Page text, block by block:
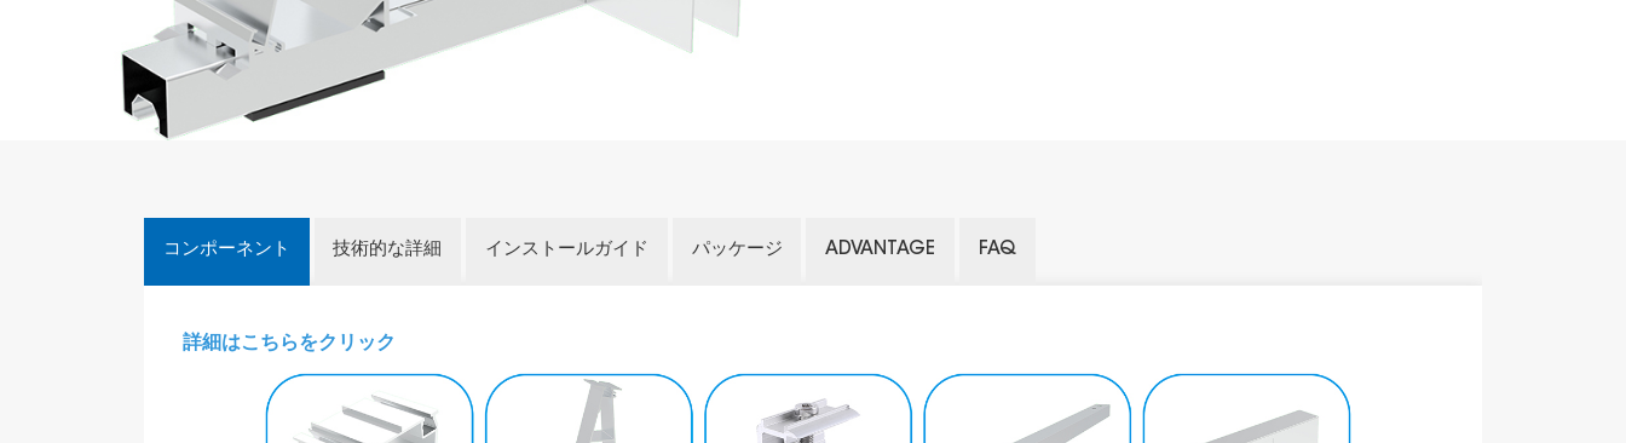
コンポーネント 技術的な詳細 インストールガイド パッケージ ADVANTAGE FAQ
詳細はこちらをクリック